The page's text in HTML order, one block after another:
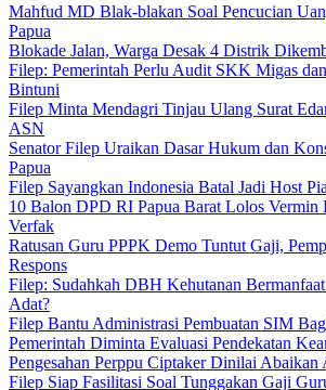
Mahfud MD Blak-blakan Soal Pencucian
Papua
Blokade Jalan, Warga Desak 4 Distrik
Filep: Pemerintah Perlu Audit SKK Migas
Bintuni
Filep Minta Mendagri Tinjau Ulang Surat
ASN
Senator Filep Uraikan Dasar Hukum dan
Papua
Filep Sayangkan Indonesia Batal Jadi Host
10 Balon DPD RI Papua Barat Lolos Vermin
Verfak
Ratusan Guru PPPK Demo Tuntut Gaji,
Respons
Filep: Sudahkah DBH Kehutanan
Adat?
Filep Bantu Administrasi Pembuatan SIM
Pemerintah Diminta Evaluasi Pendekatan
Pengesahan Perppu Ciptaker Dinilai Abaikan
Filep Siap Fasilitasi Soal Tunggakan Gaji